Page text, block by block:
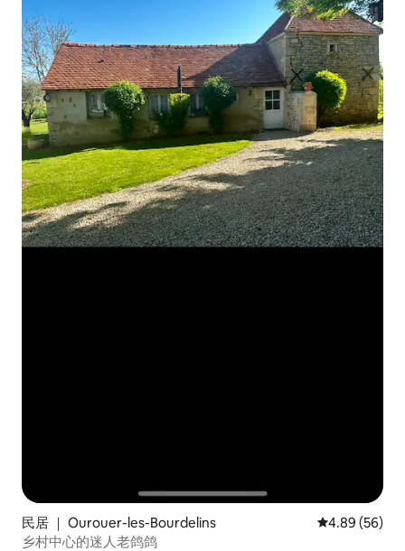
民居 ｜ Ourouer-les-Bourdelins 平均评分 4.89
4.89 (56)
乡村中心的迷人老鸽鸽